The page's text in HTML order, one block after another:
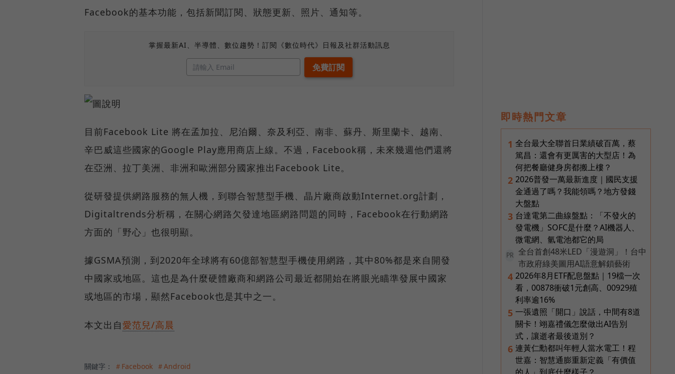
Facebook的基本功能，包括新聞訂閱、狀態更新、照片、通知等。
掌握最新AI、半導體、數位趨勢！訂閱《數位時代》日報及社群活動訊息
目前Facebook Lite 將在孟加拉、尼泊爾、奈及利亞、南非、蘇丹、斯里蘭卡、越南、
辛巴威這些國家的Google Play應用商店上線。不過，Facebook稱，未來幾週他們還將
在亞洲、拉丁美洲、非洲和歐洲部分國家推出Facebook Lite。
從研發提供網路服務的無人機，到聯合智慧型手機、晶片廠商啟動Internet.org計劃，
Digitaltrends分析稱，在關心網路欠發達地區網路問題的同時，Facebook在行動網路
方面的「野心」也很明顯。
據GSMA預測，到2020年全球將有60億部智慧型手機使用網路，其中80%都是來自開發
中國家或地區。這也是為什麼硬體廠商和網路公司最近都開始在將眼光瞄準發展中國家
或地區的市場，顯然Facebook也是其中之一。
本文出自愛范兒/高晨
關鍵字： ＃Facebook ＃Android
即時熱門文章
1 全台最大全聯首日業績破百萬，蔡
篤昌：還會有更厲害的大型店！為
何把餐廳健身房都搬上樓？
2 2026普發一萬最新進度｜國民支援
金通過了嗎？我能領嗎？地方發錢
大盤點
3 台達電第二曲線盤點：「不發火的
發電機」SOFC是什麼？AI機器人、
微電網、氫電池都它的局
PR
全台首創48米LED「漫遊洞」！台中
市政府綠美圖用AI語意解鎖藝術
4 2026年8月ETF配息盤點｜19檔一次
看，00878衝破1元創高、00929殖
利率逾16%
5 一張遺照「開口」說話，中間有8道
關卡！翊嘉禮儀怎麼做出AI告別
式，讓逝者最後道別？
6 連黃仁勳都叫年輕人當水電工！程
世嘉：智慧通膨重新定義「有價值